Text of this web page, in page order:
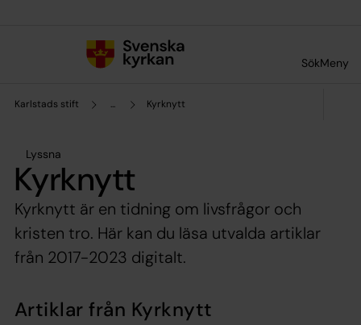
SökMeny
Karlstads stift ... Kyrknytt
Lyssna
Kyrknytt
Kyrknytt är en tidning om livsfrågor och
kristen tro. Här kan du läsa utvalda artiklar
från 2017-2023 digitalt.
Artiklar från Kyrknytt